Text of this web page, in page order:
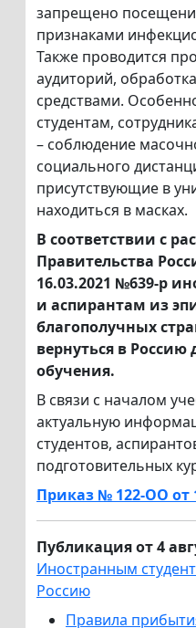
запрещено
признаками
Также проводится
аудиторий,
средствами.
студентам,
– соблюдение
социального
присутствующие в
находиться в масках.
В соответствии с
Правительства
16.03.2021 №639-р
и аспирантам из
благополучных
вернуться в
обучения.
В связи с началом
актуальную
студентов,
подготовительных
Приказ № 122-ОО от
Публикация от 4
Иностранным
Россию
Правила